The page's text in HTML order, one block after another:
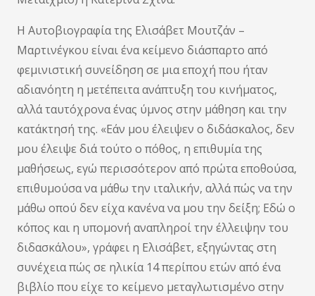
Η Αυτοβιογραφία της Ελισάβετ Μουτζάν –
Μαρτινέγκου είναι ένα κείμενο διάσπαρτο από
φεμινιστική συνείδηση σε μια εποχή που ήταν
αδιανόητη η μετέπειτα ανάπτυξη του κινήματος,
αλλά ταυτόχρονα ένας ύμνος στην μάθηση και την
κατάκτησή της. «Εάν μου έλειψεν ο διδάσκαλος, δεν
μου έλειψε διά τούτο ο πόθος, η επιθυμία της
μαθήσεως, εγώ περισσότερον από πρώτα εποθούσα,
επιθυμούσα να μάθω την ιταλικήν, αλλά πώς να την
μάθω οπού δεν είχα κανένα να μου την δείξη; Εδώ ο
κόπος και η υπομονή αναπληροί την έλλειψην του
διδασκάλου», γράφει η Ελισάβετ, εξηγώντας στη
συνέχεια πώς σε ηλικία 14 περίπου ετών από ένα
βιβλίο που είχε το κείμενο μεταγλωτισμένο στην